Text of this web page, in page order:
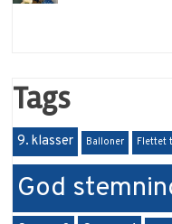
Tags
9. klasser Balloner Flettet
God